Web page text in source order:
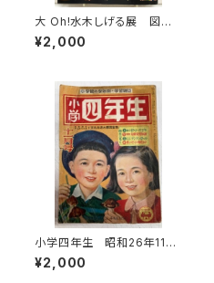
大 Oh!水木しげる展 図
録 2004年 朝日新聞社
¥2,000
小学四年生 昭和26年11月
号 小学館
¥2,000